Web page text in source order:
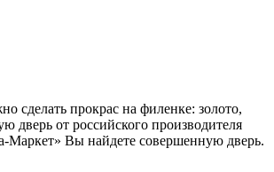
сделать прокрас на филенке: золото,
дверь от российского производителя
Маркет» Вы найдете совершенную дверь.